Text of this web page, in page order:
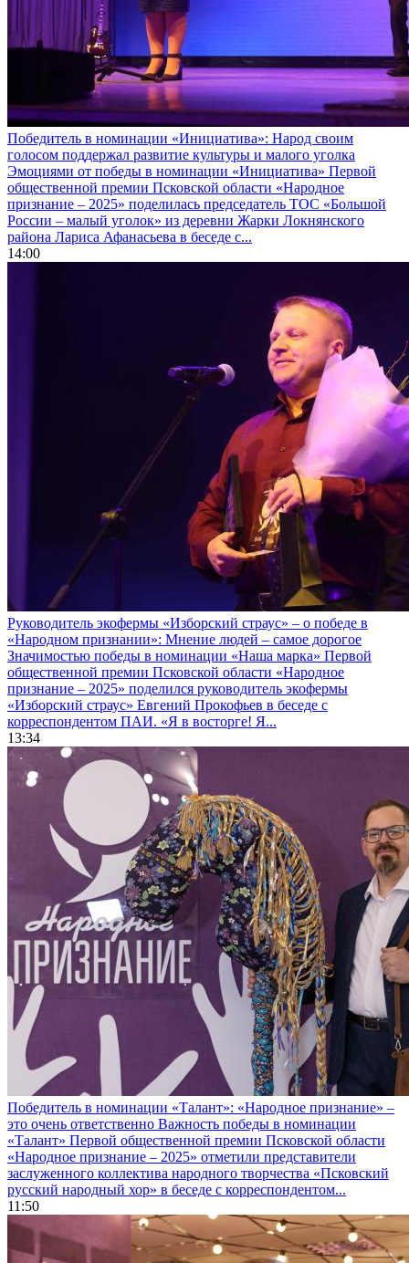
Победитель в номинации «Инициатива»: Народ своим
голосом поддержал развитие культуры и малого уголка
Эмоциями от победы в номинации «Инициатива» Первой
общественной премии Псковской области «Народное
признание – 2025» поделилась председатель ТОС «Большой
России – малый уголок» из деревни Жарки Локнянского
района Лариса Афанасьева в беседе с...
14:00
Руководитель экофермы «Изборский страус» – о победе в
«Народном признании»: Мнение людей – самое дорогое
Значимостью победы в номинации «Наша марка» Первой
общественной премии Псковской области «Народное
признание – 2025» поделился руководитель экофермы
«Изборский страус» Евгений Прокофьев в беседе с
корреспондентом ПАИ. «Я в восторге! Я...
13:34
Победитель в номинации «Талант»: «Народное признание» –
это очень ответственно Важность победы в номинации
«Талант» Первой общественной премии Псковской области
«Народное признание – 2025» отметили представители
заслуженного коллектива народного творчества «Псковский
русский народный хор» в беседе с корреспондентом...
11:50